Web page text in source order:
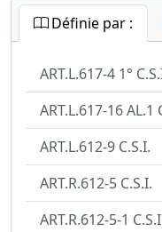
Définie par :
ART.L.617-4 1°
ART.L.617-16 AL.1
ART.L.612-9 C.S.I.
ART.R.612-5 C.S.I.
ART.R.612-5-1